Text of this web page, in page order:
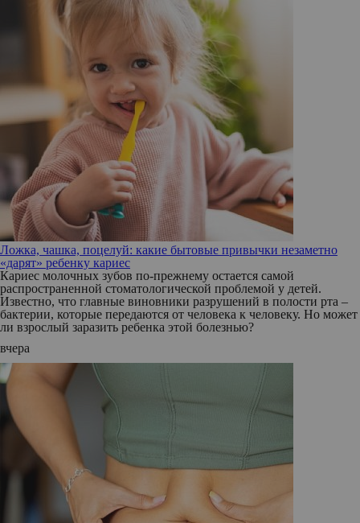
Ложка, чашка, поцелуй: какие бытовые привычки незаметно
«дарят» ребенку кариес
Кариес молочных зубов по-прежнему остается самой
распространенной стоматологической проблемой у детей.
Известно, что главные виновники разрушений в полости рта –
бактерии, которые передаются от человека к человеку. Но может
ли взрослый заразить ребенка этой болезнью?
вчера